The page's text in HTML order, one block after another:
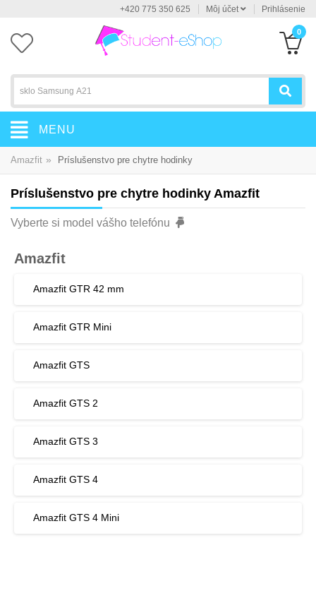
+420 775 350 625 Môj účet Prihlásenie
0
MENU
Amazfit » Príslušenstvo pre chytre hodinky
Príslušenstvo pre chytre hodinky Amazfit
Vyberte si model vášho telefónu
Amazfit
Amazfit GTR 42 mm
Amazfit GTR Mini
Amazfit GTS
Amazfit GTS 2
Amazfit GTS 3
Amazfit GTS 4
Amazfit GTS 4 Mini